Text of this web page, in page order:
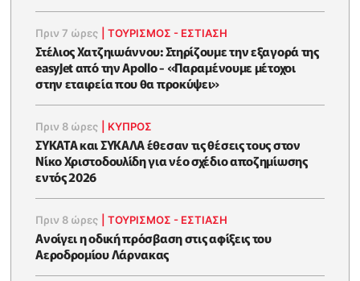
Πριν 7 ώρες |ΤΟΥΡΙΣΜΟΣ - ΕΣΤΙΑΣΗ
Στέλιος Χατζηιωάννου: Στηρίζουμε την εξαγορά της
easyJet από την Apollo - «Παραμένουμε μέτοχοι
στην εταιρεία που θα προκύψει»
Πριν 8 ώρες ΚΥΠΡΟΣ
ΣΥΚΑΤΑ και ΣΥΚΑΛΑ έθεσαν τις θέσεις τους στον
Νίκο Χριστοδουλίδη για νέο σχέδιο αποζημίωσης
εντός 2026
Πριν 8 ώρες |ΤΟΥΡΙΣΜΟΣ - ΕΣΤΙΑΣΗ
Ανοίγει η οδική πρόσβαση στις αφίξεις του
Αεροδρομίου Λάρνακας